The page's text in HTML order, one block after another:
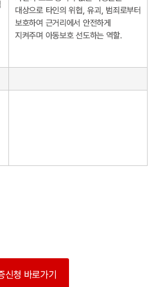
대상으로 타인의 위협, 유괴, 범죄로부터
보호하여 근거리에서 안전하게
지켜주며 아동보호 선도하는 역할.
신청 바로가기